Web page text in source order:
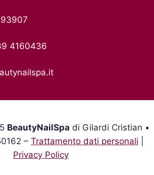
4160436
BeautyNailSpa di Gilardi Cristian •
– Trattamento dati personali
Privacy Policy